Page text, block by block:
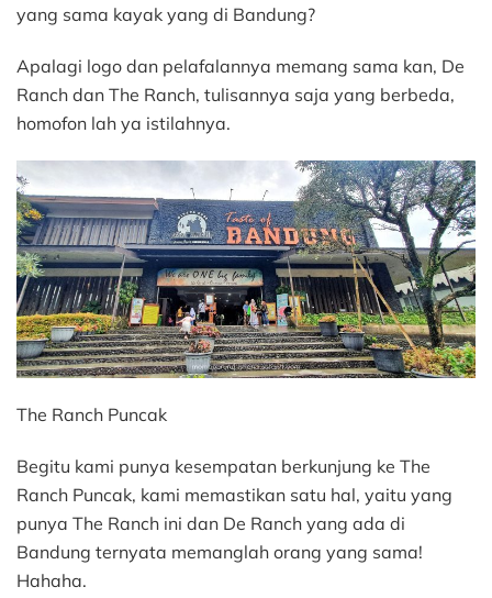
yang sama kayak yang di Bandung?
Apalagi logo dan pelafalannya memang sama kan, De
Ranch dan The Ranch, tulisannya saja yang berbeda,
homofon lah ya istilahnya.
The Ranch Puncak
Begitu kami punya kesempatan berkunjung ke The
Ranch Puncak, kami memastikan satu hal, yaitu yang
punya The Ranch ini dan De Ranch yang ada di
Bandung ternyata memanglah orang yang sama!
Hahaha.